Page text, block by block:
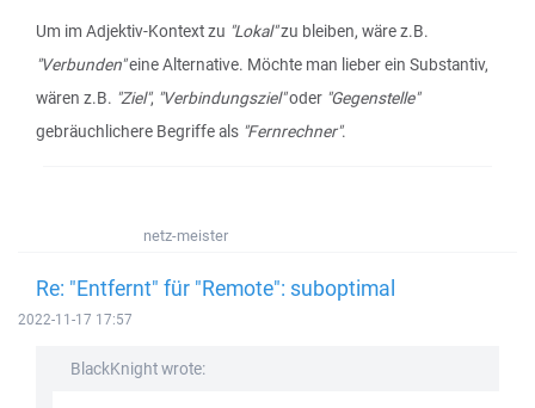
Um im Adjektiv-Kontext zu "Lokal"zu bleiben, wäre z.B.
"Verbunden"eine Alternative. Möchte man lieber ein Substantiv,
wären z.B. "Ziel", "Verbindungsziel"oder "Gegenstelle"
gebräuchlichere Begriffe als "Fernrechner".
netz-meister
Re: "Entfernt" für "Remote": suboptimal
2022-11-17 17:57
BlackKnight wrote: